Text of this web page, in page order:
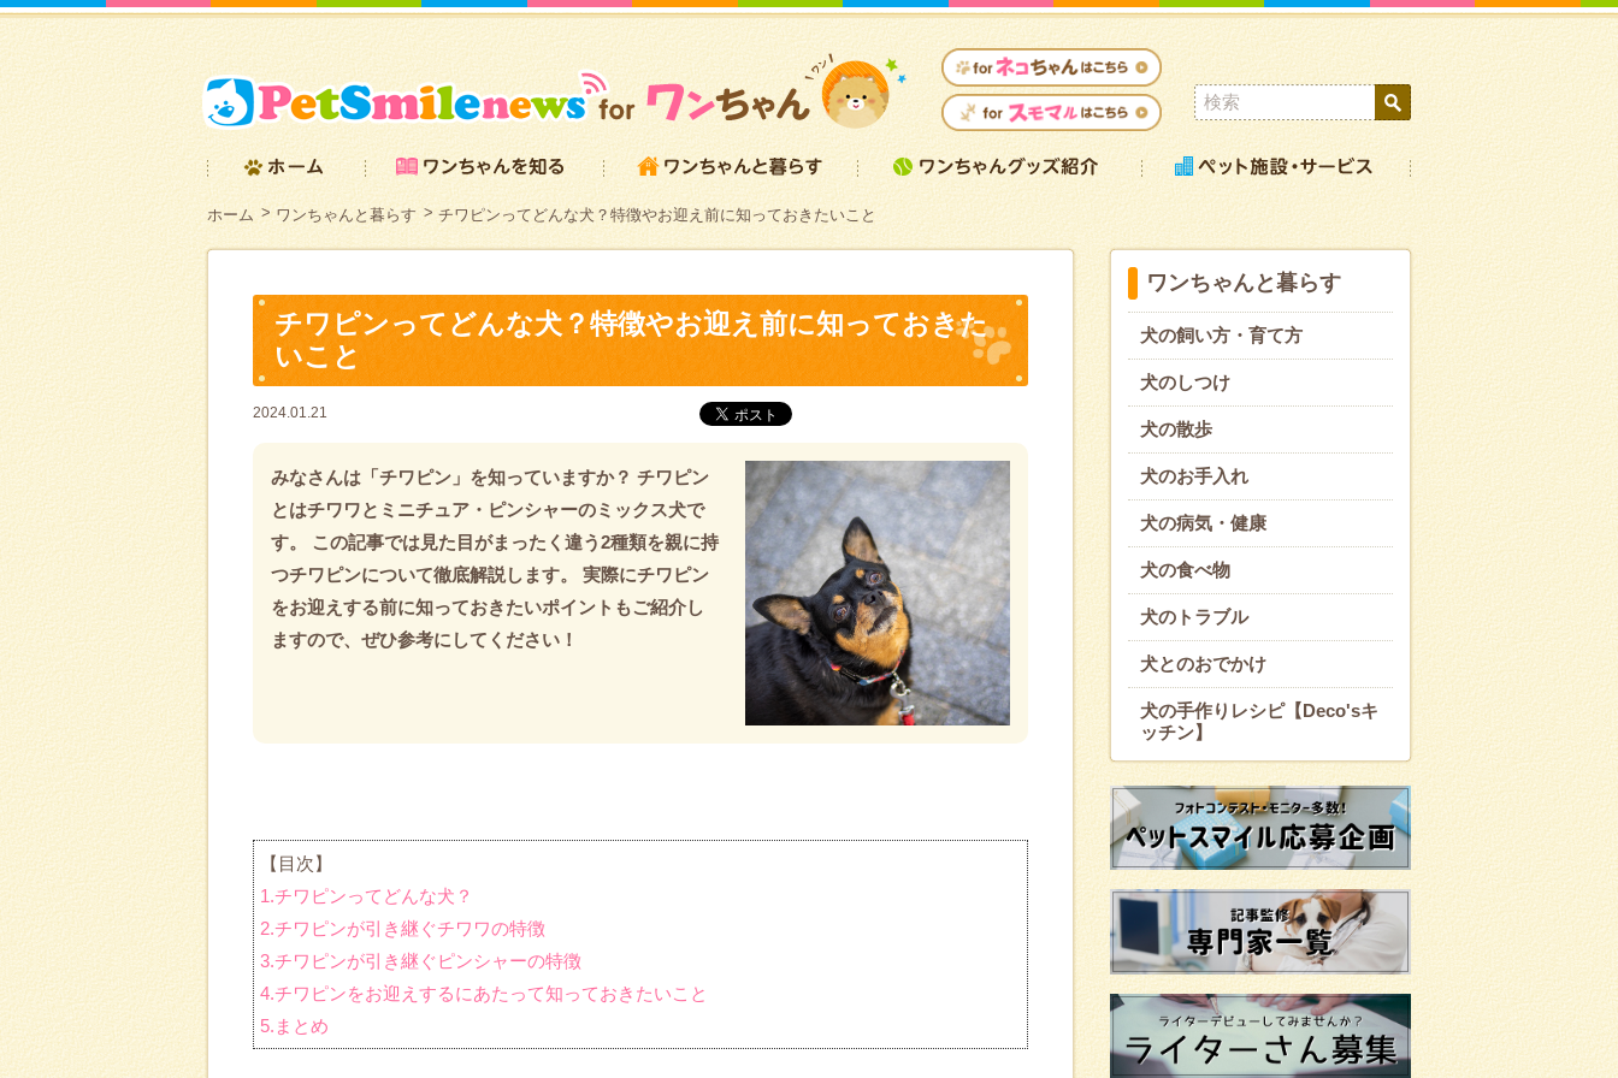
ホーム ワンちゃんと暮らす チワピンってどんな犬？特徴やお迎え前に知っておきたいこと
チワピンってどんな犬？特徴やお迎え前に知っておきた
いこと
2024.01.21
みなさんは「チワピン」を知っていますか？ チワピン
とはチワワとミニチュア・ピンシャーのミックス犬で
す。 この記事では見た目がまったく違う2種類を親に持
つチワピンについて徹底解説します。 実際にチワピン
をお迎えする前に知っておきたいポイントもご紹介し
ますので、ぜひ参考にしてください！
【目次】
1.チワピンってどんな犬？
2.チワピンが引き継ぐチワワの特徴
3.チワピンが引き継ぐピンシャーの特徴
4.チワピンをお迎えするにあたって知っておきたいこと
5.まとめ
ワンちゃんと暮らす
犬の飼い方・育て方
犬のしつけ
犬の散歩
犬のお手入れ
犬の病気・健康
犬の食べ物
犬のトラブル
犬とのおでかけ
犬の手作りレシピ【Deco'sキ
ッチン】